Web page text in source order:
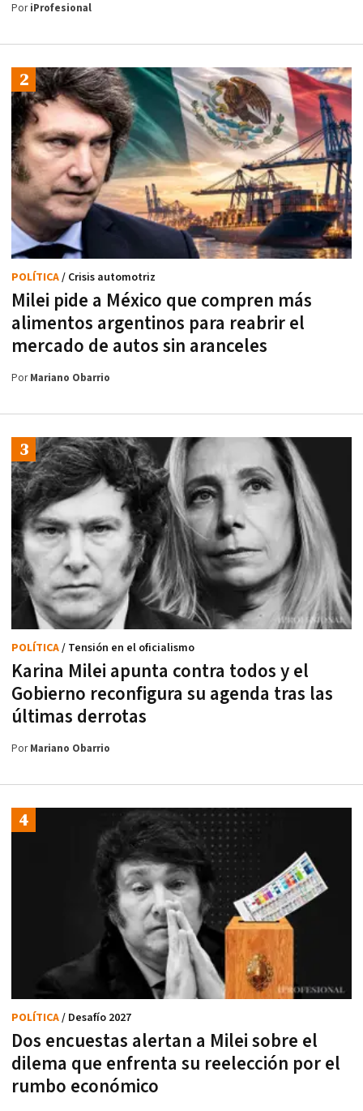
PoriProfesional
Milei pide a México que compren más
alimentos argentinos para reabrir el
mercado de autos sin aranceles
POLÍTICA/ Crisis automotriz
PorMariano Obarrio
Karina Milei apunta contra todos y el
Gobierno reconfigura su agenda tras las
últimas derrotas
POLÍTICA/ Tensión en el oficialismo
PorMariano Obarrio
Dos encuestas alertan a Milei sobre el
dilema que enfrenta su reelección por el
rumbo económico
POLÍTICA/ Desafío 2027